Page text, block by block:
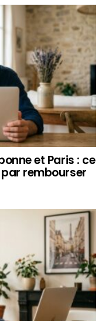
et Paris : ce
rembourser